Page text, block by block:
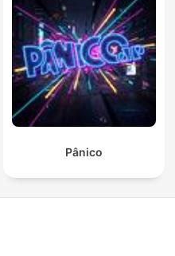
Pânico